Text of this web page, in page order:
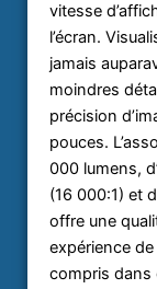
vitesse
l’écran.
jamais
moindres
précision
pouces.
000 lumens,
(16 000:1) et
offre une
expérience
compris dans